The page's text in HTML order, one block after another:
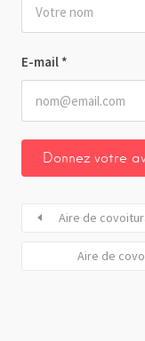
E-mail *
Aire de
Aire de